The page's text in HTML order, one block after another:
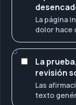
La página
dolor hace
La
revisión
Las
texto